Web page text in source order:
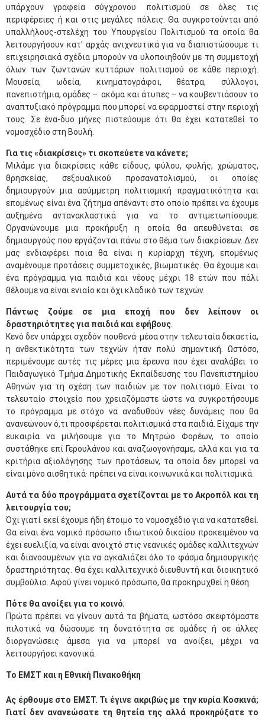
υπάρχουν γραφεία σύγχρονου πολιτισμού σε όλες τις
περιφέρειες ή και στις μεγάλες πόλεις. Θα συγκροτούνται από
υπαλλήλους-στελέχη του Υπουργείου Πολιτισμού τα οποία θα
λειτουργήσουν κατ' αρχάς ανιχνευτικά για να διαπιστώσουμε τι
επιχειρησιακά σχέδια μπορούν να υλοποιηθούν με τη συμμετοχή
όλων των ζωντανών κυττάρων πολιτισμού σε κάθε περιοχή.
Μουσεία, ωδεία, κινηματογράφοι, θέατρα, σύλλογοι,
πανεπιστήμια, ομάδες – ακόμα και άτυπες – να κουβεντιάσουν το
αναπτυξιακό πρόγραμμα που μπορεί να εφαρμοστεί στην περιοχή
τους. Σε ένα-δυο μήνες πιστεύουμε ότι θα έχει κατατεθεί το
νομοσχέδιο στη Βουλή.
Για τις «διακρίσεις» τι σκοπεύετε να κάνετε;
Μιλάμε για διακρίσεις κάθε είδους, φύλου, φυλής, χρώματος,
θρησκείας, σεξουαλικού προσανατολισμού, οι οποίες
δημιουργούν μια ασύμμετρη πολιτισμική πραγματικότητα και
επομένως είναι ένα ζήτημα απέναντι στο οποίο πρέπει να έχουμε
αυξημένα αντανακλαστικά για να το αντιμετωπίσουμε.
Οργανώνουμε μια προκήρυξη η οποία θα απευθύνεται σε
δημιουργούς που εργάζονται πάνω στο θέμα των διακρίσεων. Δεν
μας ενδιαφέρει ποια θα είναι η κυρίαρχη τέχνη, επομένως
αναμένουμε προτάσεις συμμετοχικές, βιωματικές. Θα έχουμε και
ένα πρόγραμμα για παιδιά και νέους μέχρι 18 ετών που πάλι
θέλουμε να είναι ενιαίο και όχι κλαδικό των τεχνών.
Πάντως ζούμε σε μια εποχή που δεν λείπουν οι
δραστηριότητες για παιδιά και εφήβους
Κενό δεν υπάρχει σχεδόν πουθενά· μέσα στην τελευταία δεκαετία,
η ανθεκτικότητα των τεχνών ήταν πολύ σημαντική. Ωστόσο,
περιμένουμε αυτές τις μέρες μια έρευνα που έχει αναλάβει το
Παιδαγωγικό Τμήμα Δημοτικής Εκπαίδευσης του Πανεπιστημίου
Αθηνών για τη σχέση των παιδιών με τον πολιτισμό. Είναι το
τελευταίο στοιχείο που χρειαζόμαστε ώστε να συγκροτήσουμε
το πρόγραμμα με στόχο να αναδυθούν νέες δυνάμεις που θα
ανανεώνουν ό,τι προσφέρεται πολιτισμικά στα παιδιά. Είχαμε την
ευκαιρία να μιλήσουμε για το Μητρώο Φορέων, το οποίο
συστάθηκε επί Γερουλάνου και αναζωογονήσαμε, αλλά και για τα
κριτήρια αξιολόγησης των προτάσεων, τα οποία δεν μπορεί να
είναι μόνο αισθητικά· πρέπει να είναι κοινωνικά και πολιτισμικά.
Αυτά τα δύο προγράμματα σχετίζονται με το Ακροπόλ και τη
λειτουργία του;
Όχι γιατί εκεί έχουμε ήδη έτοιμο το νομοσχέδιο για να κατατεθεί.
Θα είναι ένα νομικό πρόσωπο ιδιωτικού δικαίου προκειμένου να
έχει ευελιξία, να είναι ανοιχτό στις νεανικές ομάδες καλλιτεχνών
και διανοουμένων για να αγκαλιάζει όλο το φάσμα δημιουργικής
δραστηριότητας. Θα έχει καλλιτεχνικό διευθυντή και διοικητικό
συμβούλιο. Αφού γίνει νομικό πρόσωπο, θα προκηρυχθεί η θέση.
Πότε θα ανοίξει για το κοινό;
Πρώτα πρέπει να γίνουν αυτά τα βήματα, ωστόσο σκεφτόμαστε
πιλοτικά να δώσουμε τη δυνατότητα σε ομάδες ή σε άλλες
διοργανώσεις άμεσα για να μπορεί να ανοίξει, μέχρι να
λειτουργήσει κανονικά.
Το ΕΜΣΤ και η Εθνική Πινακοθήκη
Ας έρθουμε στο ΕΜΣΤ. Τι έγινε ακριβώς με την κυρία Κοσκινά;
Γιατί δεν ανανεώσατε τη θητεία της αλλά προκηρύξατε το